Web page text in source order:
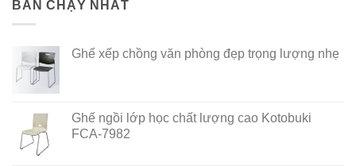
BÁN CHẠY NHẤT
Ghế xếp chồng văn phòng đẹp trọng lượng nhẹ
Ghế ngồi lớp học chất lượng cao Kotobuki
FCA-7982